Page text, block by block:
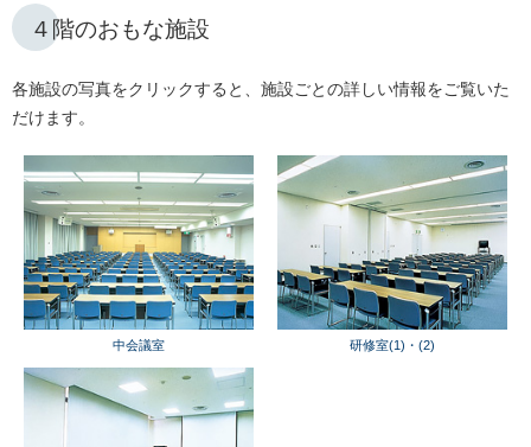
４階のおもな施設
各施設の写真をクリックすると、施設ごとの詳しい情報をご覧いた
だけます。
中会議室 研修室(1)・(2)